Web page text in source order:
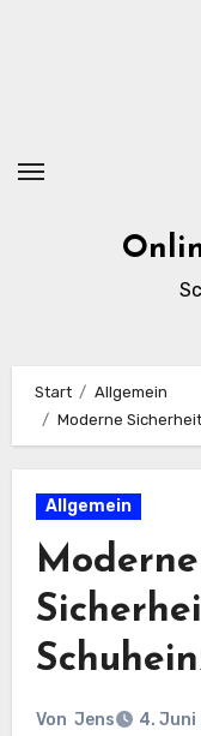
Start
Allgemein
Moderne
Allgemein
Moderne
Von Jens 4. Juni